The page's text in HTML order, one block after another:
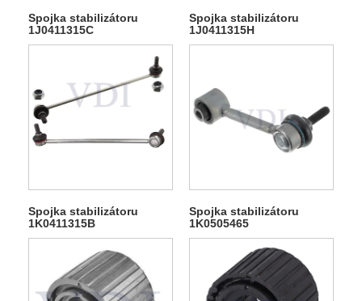
Spojka stabilizátoru
1J0411315C
Spojka stabilizátoru
1J0411315H
Spojka stabilizátoru
1K0411315B
Spojka stabilizátoru
1K0505465